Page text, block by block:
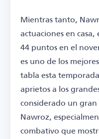
Mientras tanto,
actuaciones en
44 puntos en el
es uno de los
tabla esta
aprietos a los
considerado un
Nawroz,
combativo que